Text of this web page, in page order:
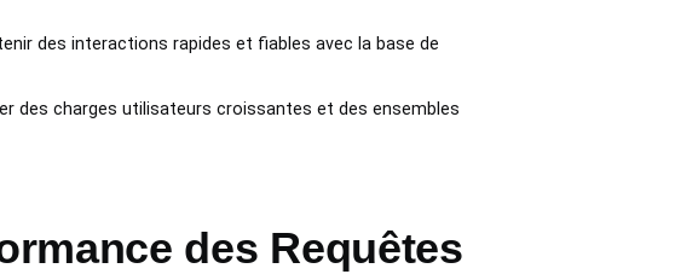
des interactions rapides et fiables avec la base de
des charges utilisateurs croissantes et des ensembles
des Requêtes